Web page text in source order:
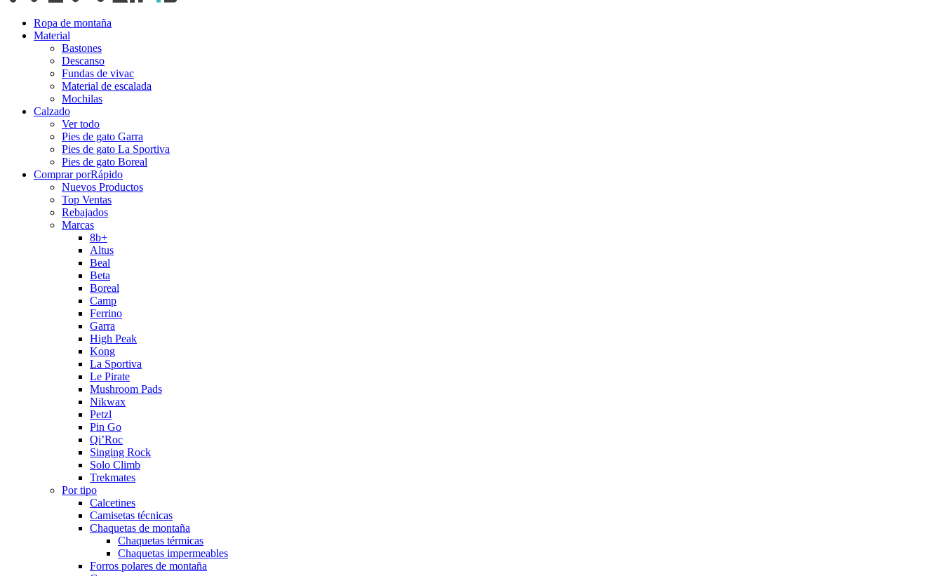
Ropa de montaña
Material
Bastones
Descanso
Fundas de vivac
Material de escalada
Mochilas
Calzado
Ver todo
Pies de gato Garra
Pies de gato La Sportiva
Pies de gato Boreal
Comprar porRápido
Nuevos Productos
Top Ventas
Rebajados
Marcas
8b+
Altus
Beal
Beta
Boreal
Camp
Ferrino
Garra
High Peak
Kong
La Sportiva
Le Pirate
Mushroom Pads
Nikwax
Petzl
Pin Go
Qi’Roc
Singing Rock
Solo Climb
Trekmates
Por tipo
Calcetines
Camisetas técnicas
Chaquetas de montaña
Chaquetas térmicas
Chaquetas impermeables
Forros polares de montaña